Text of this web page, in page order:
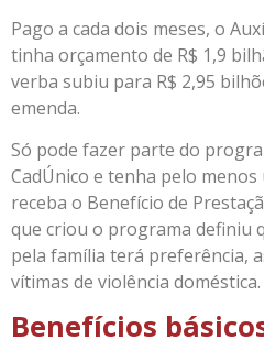
Pago a cada dois meses, o
tinha orçamento de R$ 1,9
verba subiu para R$ 2,95
emenda.
Só pode fazer parte do
CadÚnico e tenha pelo
receba o Benefício de
que criou o programa definiu
pela família terá preferência,
vítimas de violência doméstica.
Benefícios